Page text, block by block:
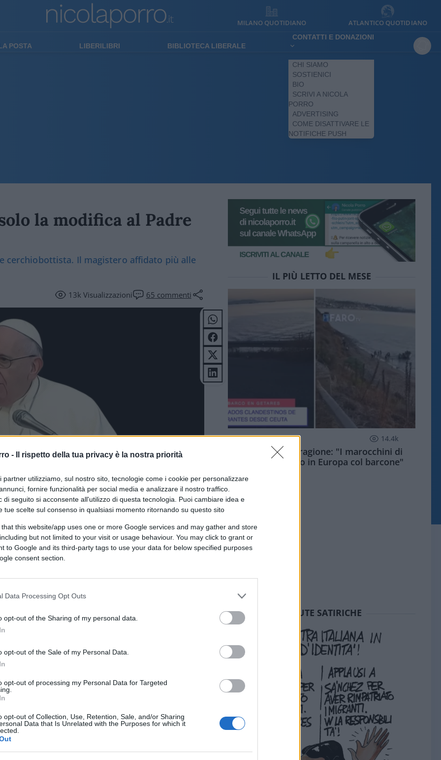
- Il rispetto della tua privacy è la nostra priorità
partner utilizziamo, sul nostro sito, tecnologie come i cookie per personalizzare
fornire funzionalità per social media e analizzare il nostro traffico.
di seguito si acconsente all'utilizzo di questa tecnologia. Puoi cambiare idea e
tue scelte sul consenso in qualsiasi momento ritornando su questo sito
that this website/app uses one or more Google services and may gather and store
but not limited to your visit or usage behaviour. You may click to grant or
to Google and its third-party tags to use your data for below specified purposes
consent section.
Data Processing Opt Outs
opt-out of the Sharing of my personal data.
opt-out of the Sale of my Personal Data.
opt-out of processing my Personal Data for Targeted
opt-out of Collection, Use, Retention, Sale, and/or Sharing
Data that Is Unrelated with the Purposes for which it
MILANO QUOTIDIANO ATLANTICO QUOTIDIANO
POSTA LIBERILIBRI BIBLIOTECA LIBERALE
CONTATTI E DONAZIONI
CHI SIAMO
SOSTIENICI
BIO
SCRIVI A NICOLA
PORRO
ADVERTISING
COME DISATTIVARE LE
NOTIFICHE PUSH
la modifica al Padre
cerchiobottista. Il magistero affidato più alle
13kVisualizzazioni 65 commenti
su Google
E anche, ma sì,divisivo,
quel che faceva, e fin da subito. Si
posto del tradizionale “Sia lodato Gesù
problemi ai piedi. Come se il calzolaio
a tambur battente. Alloggiò in un
come se negli appartamenti pontifici
che voleva. No, seguiva un piano
Sì, ma verso dove? Qual era il
IL PIÙ LETTO DEL MESE
ESTERI 14.4k
Meloni aveva ragione: "I marocchini di
Ceuta sbarcano in Europa col barcone"
SEDUTE SATIRICHE